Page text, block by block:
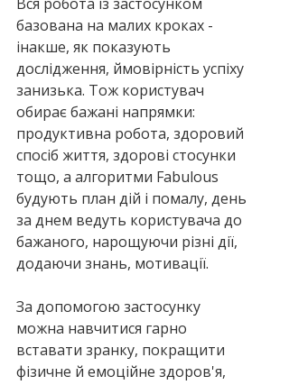
базована на малих кроках -
інакше, як показують
дослідження, ймовірність успіху
занизька. Тож користувач
обирає бажані напрямки:
продуктивна робота, здоровий
спосіб життя, здорові стосунки
тощо, а алгоритми Fabulous
будують план дій і помалу, день
за днем ведуть користувача до
бажаного, нарощуючи різні дії,
додаючи знань, мотивації.
За допомогою застосунку
можна навчитися гарно
вставати зранку, покращити
фізичне й емоційне здоров'я,